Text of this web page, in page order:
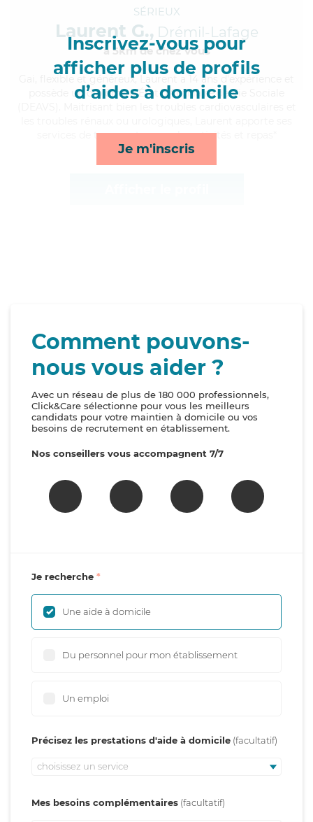
Inscrivez-vous pour
afficher plus de profils
d’aides à domicile
Je m'inscris
SÉRIEUX
Laurent G., Drémil-Lafage
à 5km de chez Vous
, flexible et généreux, Laurent a 14 ans d'expérience et
possède un diplôme d'État d'Auxiliaire de Vie Sociale
services de transports, rappels, activités et repas*
Comment pouvons-
nous vous aider ?
Avec un réseau de plus de 180 000 professionnels,
Click&Care sélectionne pour vous les meilleurs
candidats pour votre maintien à domicile ou vos
besoins de recrutement en établissement.
Nos conseillers vous accompagnent 7/7
Je recherche
Une aide à domicile
Du personnel pour mon établissement
Un emploi
Précisez les prestations d'aide à domicile
choisissez un service
Mes besoins complémentaires